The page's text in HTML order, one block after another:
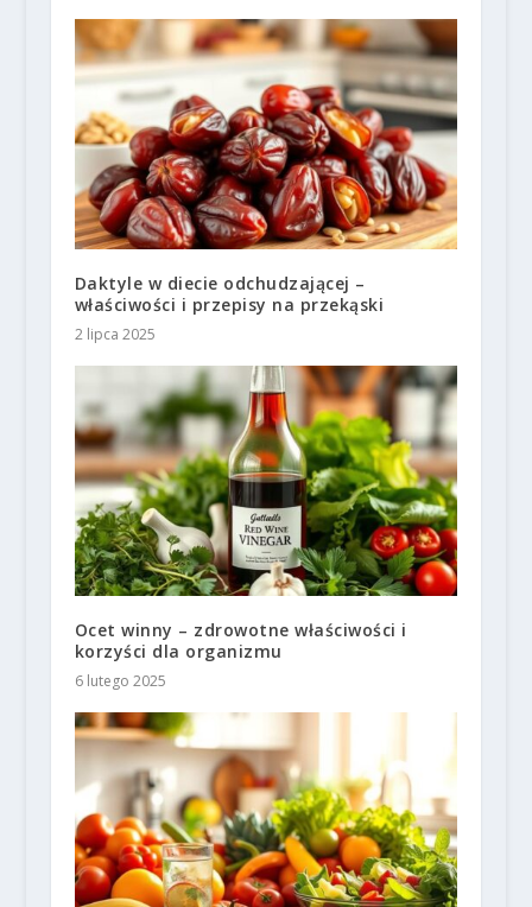
Daktyle w diecie odchudzającej –
właściwości i przepisy na przekąski
2 lipca 2025
Ocet winny – zdrowotne właściwości i
korzyści dla organizmu
6 lutego 2025